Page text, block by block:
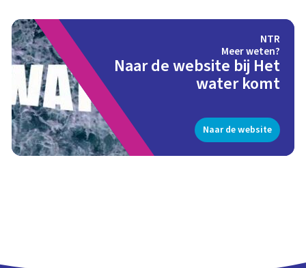
NTR
Meer weten?
Naar de website bij Het
water komt
Naar de website